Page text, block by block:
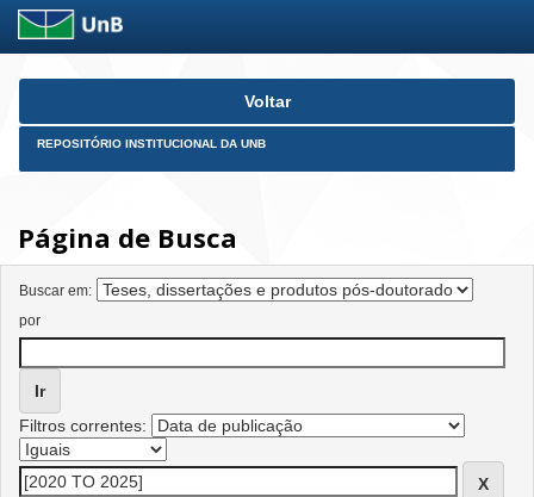
Skip
Voltar
REPOSITÓRIO INSTITUCIONAL DA UNB
Página de Busca
Buscar em:
por
Filtros correntes: